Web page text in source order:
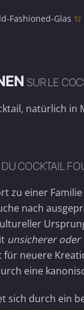
Fashioned-Glas
SUR LE
natürlich in
DU COCKTAIL
zu einer
nach
unsicherer oder
für neuere
eine
sich durch ein